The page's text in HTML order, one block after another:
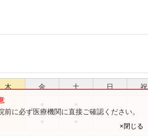
木 金 土 日 祝
に必ず医療機関に直接ご確認ください。
×閉じる